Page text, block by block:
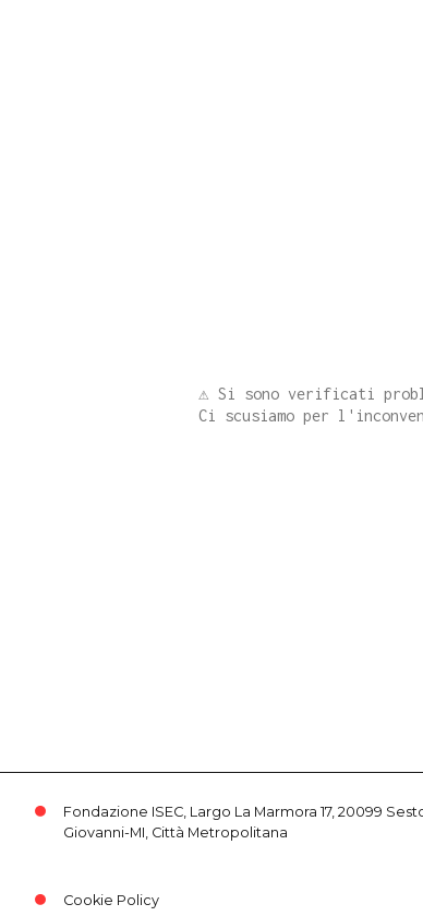
⚠️ Si sono verificati
Ci scusiamo per
Fondazione ISEC, Largo La Marmora 17, 20099
Giovanni-MI, Città Metropolitana
Cookie Policy